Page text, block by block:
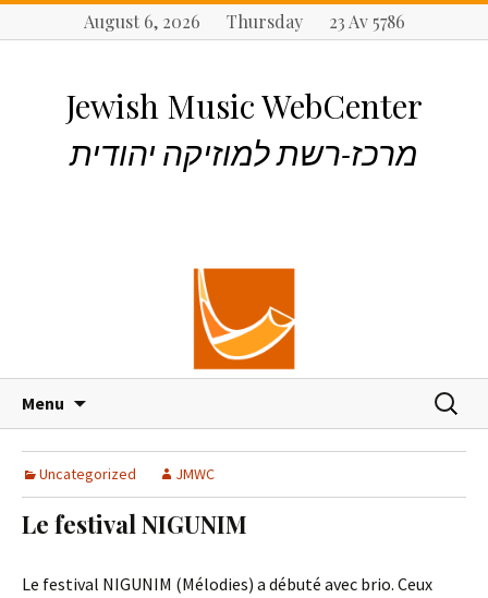
August 6, 2026 Thursday 23 Av 5786
Jewish Music WebCenter
מרכז-רשת למוזיקה יהודית
Menu
p
t
o
o
S
a
c
o
Uncategorized JMWC
Le festival NIGUNIM
Le festival NIGUNIM (Mélodies) a débuté avec brio. Ceux